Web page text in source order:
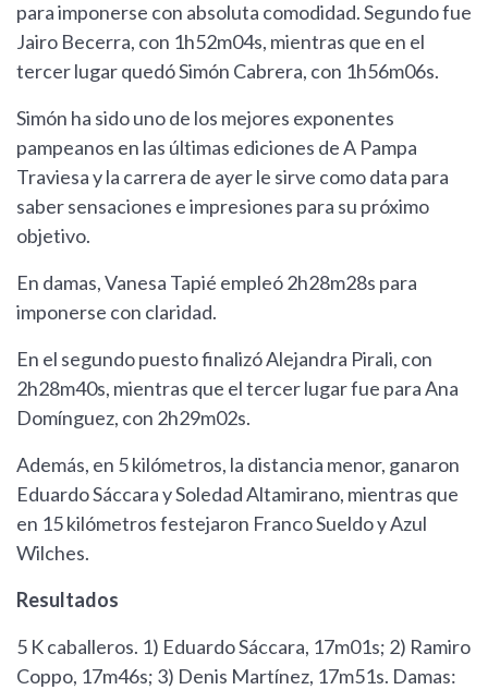
para imponerse con absoluta comodidad. Segundo fue
Jairo Becerra, con 1h52m04s, mientras que en el
tercer lugar quedó Simón Cabrera, con 1h56m06s.
Simón ha sido uno de los mejores exponentes
pampeanos en las últimas ediciones de A Pampa
Traviesa y la carrera de ayer le sirve como data para
saber sensaciones e impresiones para su próximo
objetivo.
En damas, Vanesa Tapié empleó 2h28m28s para
imponerse con claridad.
En el segundo puesto finalizó Alejandra Pirali, con
2h28m40s, mientras que el tercer lugar fue para Ana
Domínguez, con 2h29m02s.
Además, en 5 kilómetros, la distancia menor, ganaron
Eduardo Sáccara y Soledad Altamirano, mientras que
en 15 kilómetros festejaron Franco Sueldo y Azul
Wilches.
Resultados
5 K caballeros. 1) Eduardo Sáccara, 17m01s; 2) Ramiro
Coppo, 17m46s; 3) Denis Martínez, 17m51s. Damas: